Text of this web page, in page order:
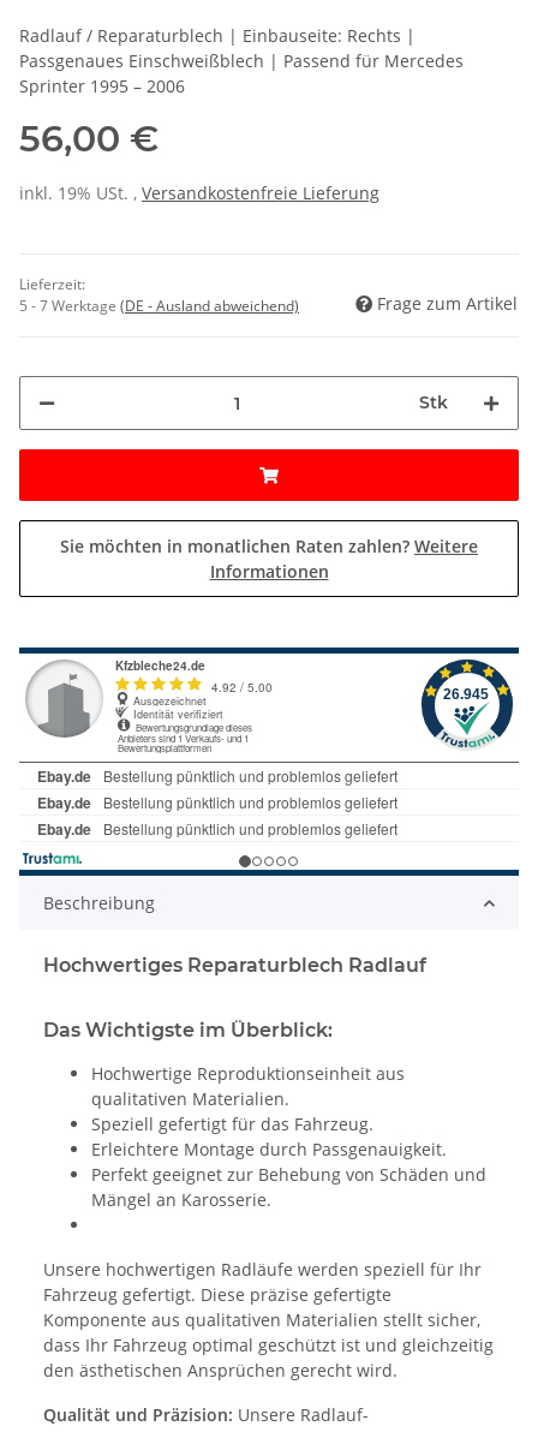
Radlauf / Reparaturblech | Einbauseite: Rechts |
Passgenaues Einschweißblech | Passend für Mercedes
Sprinter 1995 – 2006
56,00 €
inkl. 19% USt. , Versandkostenfreie Lieferung
Lieferzeit:
5 - 7 Werktage (DE - Ausland abweichend) Frage zum Artikel
Stk
Sie möchten in monatlichen Raten zahlen? Weitere
Informationen
Beschreibung
Hochwertiges Reparaturblech Radlauf
Das Wichtigste im Überblick:
Hochwertige Reproduktionseinheit aus
qualitativen Materialien.
Speziell gefertigt für das Fahrzeug.
Erleichtere Montage durch Passgenauigkeit.
Perfekt geeignet zur Behebung von Schäden und
Mängel an Karosserie.
Unsere hochwertigen Radläufe werden speziell für Ihr
Fahrzeug gefertigt. Diese präzise gefertigte
Komponente aus qualitativen Materialien stellt sicher,
dass Ihr Fahrzeug optimal geschützt ist und gleichzeitig
den ästhetischen Ansprüchen gerecht wird.
Qualität und Präzision: Unsere Radlauf-